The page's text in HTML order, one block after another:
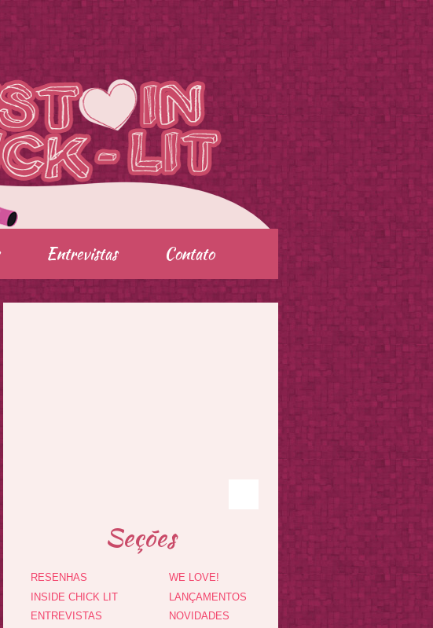
Entrevistas Contato
Seções
RESENHAS
INSIDE CHICK LIT
ENTREVISTAS
WE LOVE!
LANÇAMENTOS
NOVIDADES